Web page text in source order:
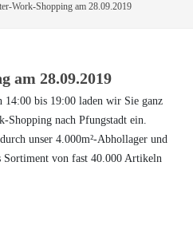
Work-Shopping am 28.09.2019
am 28.09.2019
14:00 bis 19:00 laden wir Sie ganz
Shopping nach Pfungstadt ein.
unser 4.000m²-Abhollager und
Sortiment von fast 40.000 Artikeln